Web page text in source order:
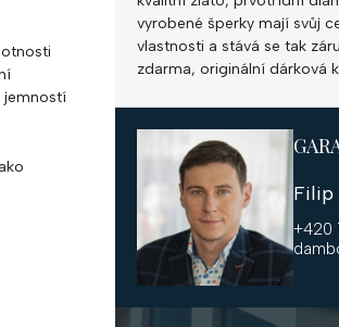
jemností
vyrobené šperky mají svůj
vlastnosti a stává se tak
zdarma, originální dárková
Filip
+420